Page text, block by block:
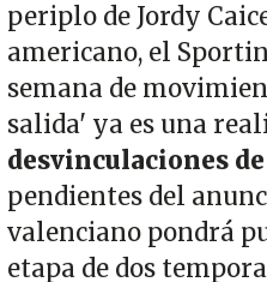
periplo de Jordy
americano, el
semana de
salida' ya es una
desvinculaciones
pendientes del
valenciano pondrá
etapa de dos